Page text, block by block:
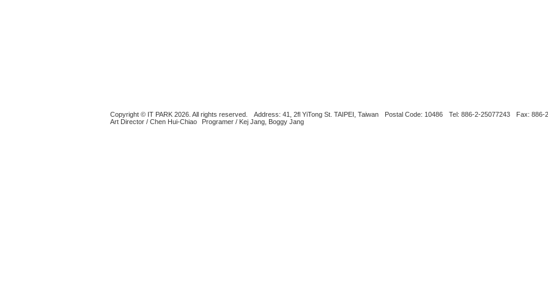
Copyright © IT PARK 2026. All rights reserved. Address: 41, 2fl YiTong St. TAIPEI, Taiwan Postal Code: 10486 Tel: 886-2-25077243
Fax: 886-
Art Director / Chen Hui-Chiao
Programer / Kej Jang, Boggy Jang